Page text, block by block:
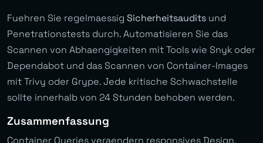
Fuehren Sie regelmaessig Sicherheitsaudits und
Penetrationstests durch. Automatisieren Sie das
Scannen von Abhaengigkeiten mit Tools wie Snyk oder
Dependabot und das Scannen von Container-Images
mit Trivy oder Grype. Jede kritische Schwachstelle
sollte innerhalb von 24 Stunden behoben werden.
Zusammenfassung
Container Queries veraendern responsives Design.